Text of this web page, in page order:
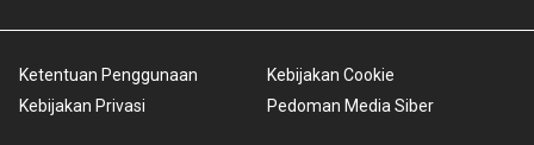
Ketentuan Penggunaan
Kebijakan Privasi
Kebijakan Cookie
Pedoman Media Siber